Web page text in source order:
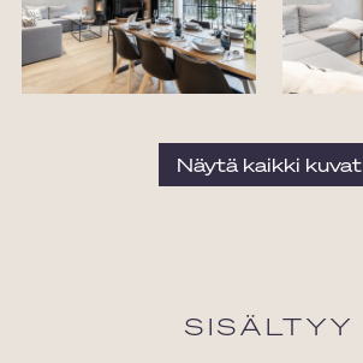
Näytä kaikki kuvat
SISÄLTYY